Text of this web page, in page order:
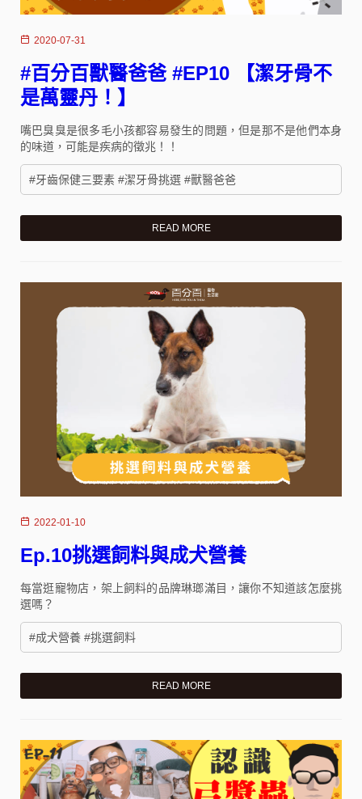
2020-07-31
#百分百獸醫爸爸 #EP10 【潔牙骨不
是萬靈丹！】
嘴巴臭臭是很多毛小孩都容易發生的問題，但是那不是他們本身
的味道，可能是疾病的徵兆！！
#牙齒保健三要素 #潔牙骨挑選 #獸醫爸爸
READ MORE
2022-01-10
Ep.10挑選飼料與成犬營養
每當逛寵物店，架上飼料的品牌琳瑯滿目，讓你不知道該怎麼挑
選嗎？
#成犬營養 #挑選飼料
READ MORE